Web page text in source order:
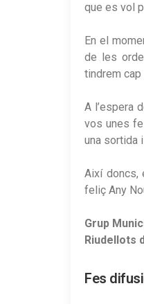
que es vol
En el
de les
tindrem cap
A l’espera
vos unes
una sortida
Així doncs,
feliç Any
Grup
Riudellots
Fes